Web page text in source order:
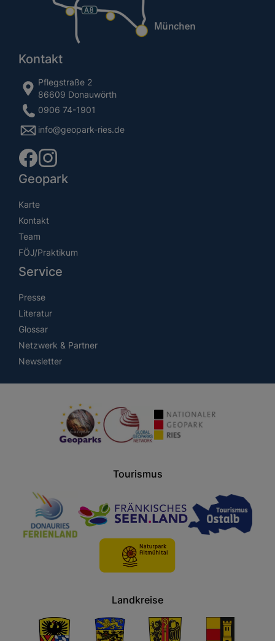
Kontakt
Pflegstraße 2
86609 Donauwörth
0906 74-1901
info@geopark-ries.de
Geopark
Karte
Kontakt
Team
FÖJ/Praktikum
Service
Presse
Literatur
Glossar
Netzwerk & Partner
Newsletter
Tourismus
Landkreise